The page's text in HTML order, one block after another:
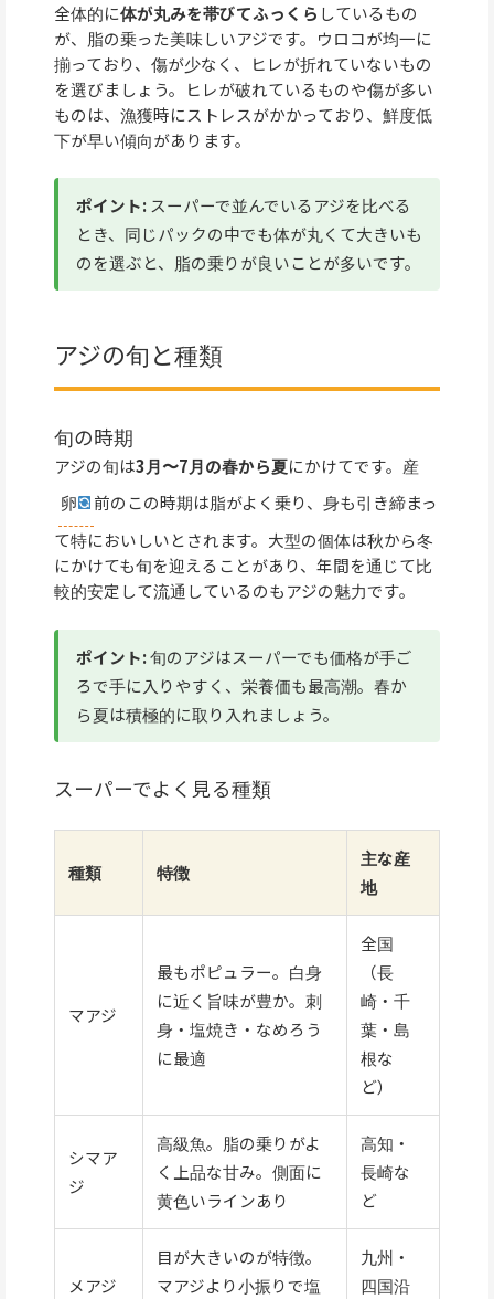
全体的に体が丸みを帯びてふっくら しているもの
が、脂の乗った美味しいアジです。ウロコが均一に
揃っており、傷が少なく、ヒレが折れていないもの
を選びましょう。ヒレが破れているものや傷が多い
ものは、漁獲時にストレスがかかっており、鮮度低
下が早い傾向があります。
ポイント:スーパーで並んでいるアジを比べる
とき、同じパックの中でも体が丸くて大きいも
のを選ぶと、脂の乗りが良いことが多いです。
アジの旬と種類
旬の時期
アジの旬は3月〜7月の春から夏にかけてです。産
卵
前のこの時期は脂がよく乗り、身も引き締まっ
て特においしいとされます。大型の個体は秋から冬
にかけても旬を迎えることがあり、年間を通じて比
較的安定して流通しているのもアジの魅力です。
ポイント:旬のアジはスーパーでも価格が手ご
ろで手に入りやすく、栄養価も最高潮。春か
ら夏は積極的に取り入れましょう。
スーパーでよく見る種類
種類 特徴
主な産
地
マアジ
最もポピュラー。白身
に近く旨味が豊か。刺
身・塩焼き・なめろう
に最適
全国
（長
崎・千
葉・島
根な
ど）
シマア
ジ
高級魚。脂の乗りがよ
く上品な甘み。側面に
黄色いラインあり
高知・
長崎な
ど
メアジ
目が大きいのが特徴。
マアジより小振りで塩
九州・
四国沿